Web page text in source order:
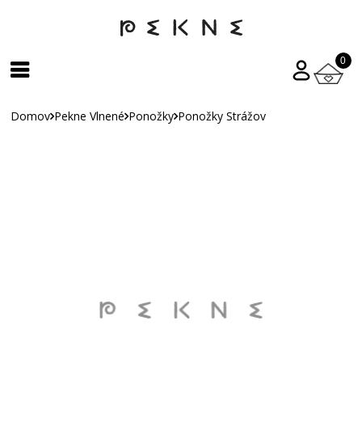
0
Domov Pekne Vlnené Ponožky Ponožky Strážov